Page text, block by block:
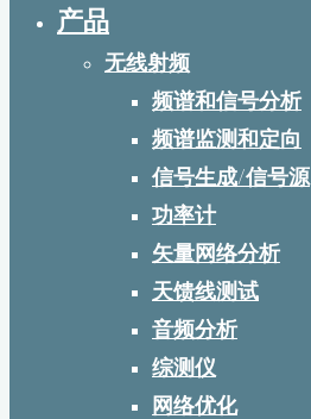
产品
无线射频
频谱和信号分析
频谱监测和定向
信号生成/信号源
功率计
矢量网络分析
天馈线测试
音频分析
综测仪
网络优化